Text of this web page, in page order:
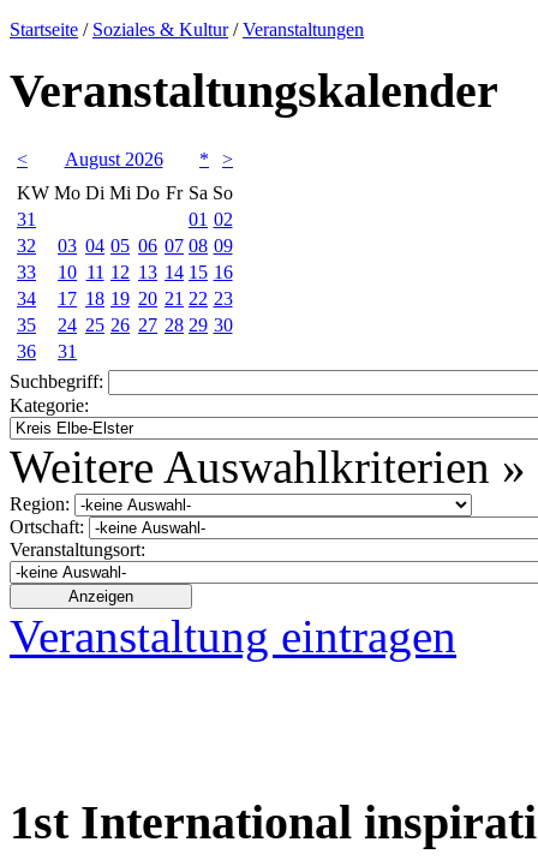
Startseite / Soziales & Kultur/Veranstaltungen
Veranstaltungskalender
< August 2026 *
>
KW Mo Di Mi Do Fr Sa So
31
01 02
32
03 04 05 06 07 08 09
33
10 11 12 13 14 15 16
34
17 18 19 20 21 22 23
35
24 25 26 27 28 29 30
36
31
Suchbegriff:
Kategorie:
Weitere Auswahlkriterien »
Region:
Ortschaft:
Veranstaltungsort:
Veranstaltung eintragen
1st International